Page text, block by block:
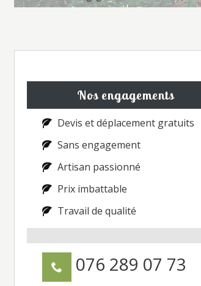
Nos engagements
Devis et déplacement gratuits
Sans engagement
Artisan passionné
Prix imbattable
Travail de qualité
076 289 07 73